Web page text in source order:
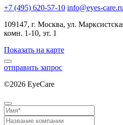
+7 (495) 620-57-10 info@eyes-care.ru
109147, г. Москва, ул.
комн. 1-10, эт. 1
Показать на карте
отправить запрос
©2026 EyeCare